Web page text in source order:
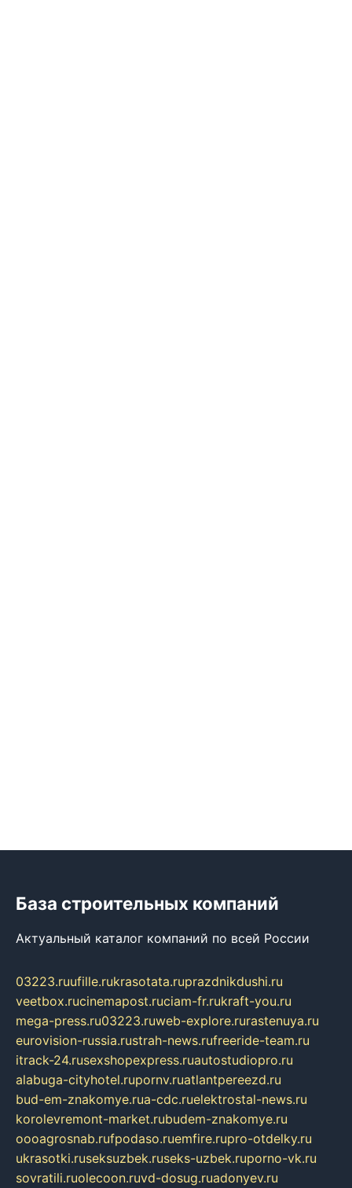
База строительных компаний
Актуальный каталог компаний по всей России
03223.ruufille.rukrasotata.ruprazdnikdushi.ru
veetbox.rucinemapost.ruciam-fr.rukraft-you.ru
mega-press.ru03223.ruweb-explore.rurastenuya.ru
eurovision-russia.rustrah-news.rufreeride-team.ru
itrack-24.rusexshopexpress.ruautostudiopro.ru
alabuga-cityhotel.rupornv.ruatlantpereezd.ru
bud-em-znakomye.rua-cdc.ruelektrostal-news.ru
korolevremont-market.rubudem-znakomye.ru
oooagrosnab.rufpodaso.ruemfire.rupro-otdelky.ru
ukrasotki.ruseksuzbek.ruseks-uzbek.ruporno-vk.ru
sovratili.ruolecoon.ruvd-dosug.ruadonyev.ru